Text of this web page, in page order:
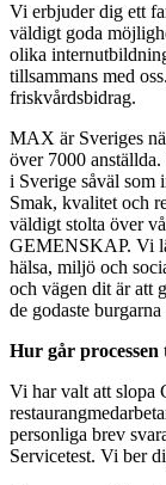
Vi erbjuder dig ett
väldigt goda
olika
tillsammans med
friskvårdsbidrag.
MAX är Sveriges
över 7000
i Sverige såväl som
Smak, kvalitet och
väldigt stolta över
GEMENSKAP. Vi
hälsa, miljö och
och vägen dit är att
de godaste
Hur går processen
Vi har valt att slopa
personliga brev
Servicetest. Vi ber